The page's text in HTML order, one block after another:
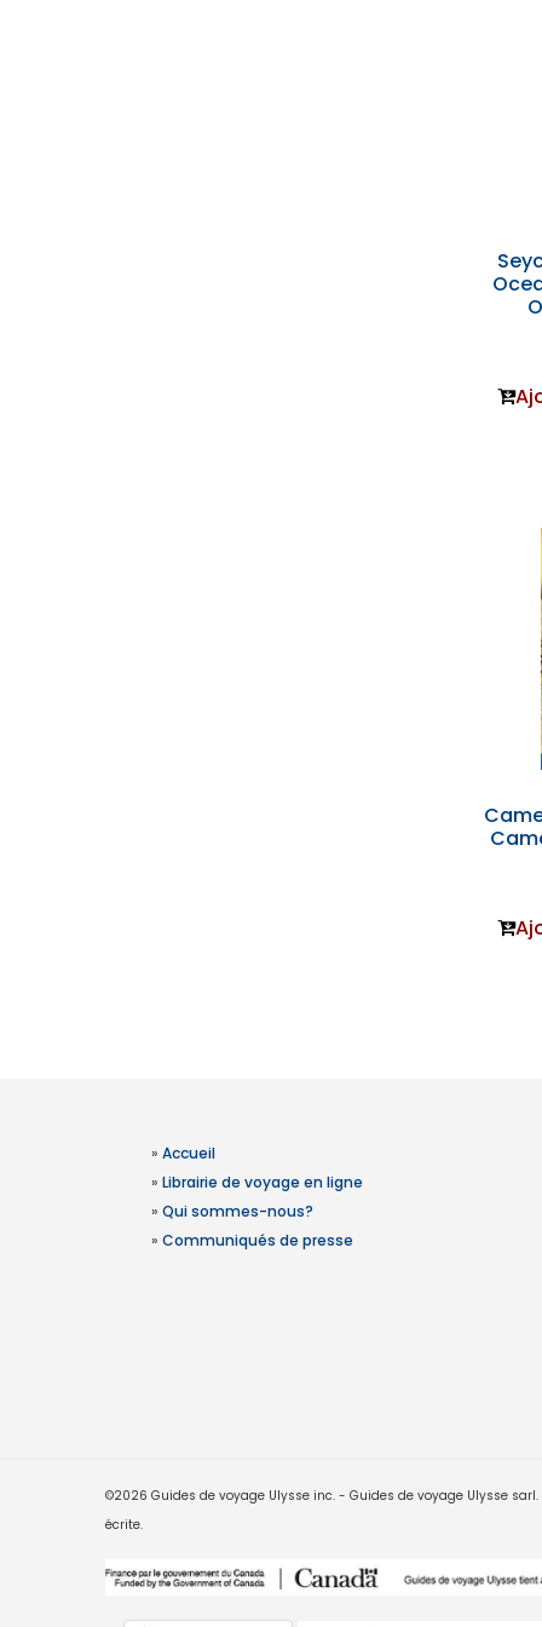
» Accueil
» Librairie de voyage en ligne
» Qui sommes-nous?
» Communiqués de presse
©2026 Guides de voyage Ulysse inc. - Guides de voyage Ulysse
écrite.